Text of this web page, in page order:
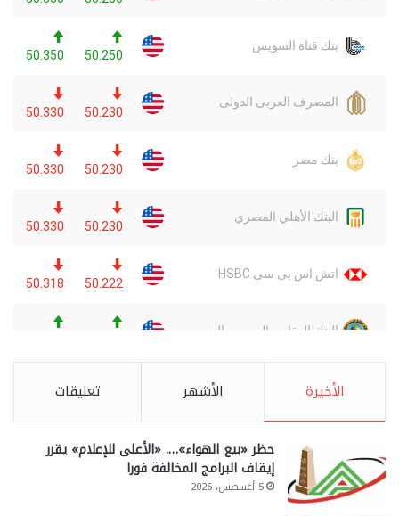
الأخيرة الأشهر تعليقات
حظر «بيع الهواء»…. «الأعلى للإعلام» يقرر
إيقاف البرامج المخالفة فورا
5 أغسطس، 2026